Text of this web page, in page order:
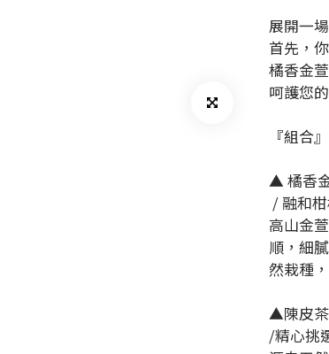
展開一
首先，
橘香金
呵護您
『組合
▲ 橘香
/ 融和
高山金
順，細
然栽種
▲陳皮茶
/精心挑